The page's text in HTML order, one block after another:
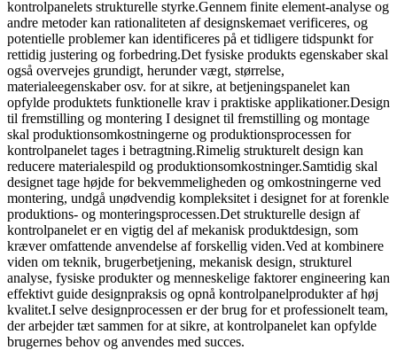
kontrolpanelets strukturelle styrke.Gennem finite element-analyse og
andre metoder kan rationaliteten af ​​designskemaet verificeres, og
potentielle problemer kan identificeres på et tidligere tidspunkt for
rettidig justering og forbedring.Det fysiske produkts egenskaber skal
også overvejes grundigt, herunder vægt, størrelse,
materialeegenskaber osv. for at sikre, at betjeningspanelet kan
opfylde produktets funktionelle krav i praktiske applikationer.Design
til fremstilling og montering I designet til fremstilling og montage
skal produktionsomkostningerne og produktionsprocessen for
kontrolpanelet tages i betragtning.Rimelig strukturelt design kan
reducere materialespild og produktionsomkostninger.Samtidig skal
designet tage højde for bekvemmeligheden og omkostningerne ved
montering, undgå unødvendig kompleksitet i designet for at forenkle
produktions- og monteringsprocessen.Det strukturelle design af
kontrolpanelet er en vigtig del af mekanisk produktdesign, som
kræver omfattende anvendelse af forskellig viden.Ved at kombinere
viden om teknik, brugerbetjening, mekanisk design, strukturel
analyse, fysiske produkter og menneskelige faktorer engineering kan
effektivt guide designpraksis og opnå kontrolpanelprodukter af høj
kvalitet.I selve designprocessen er der brug for et professionelt team,
der arbejder tæt sammen for at sikre, at kontrolpanelet kan opfylde
brugernes behov og anvendes med succes.